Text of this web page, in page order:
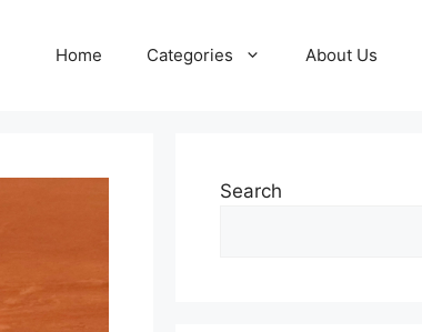
Home Categories About Us
Search